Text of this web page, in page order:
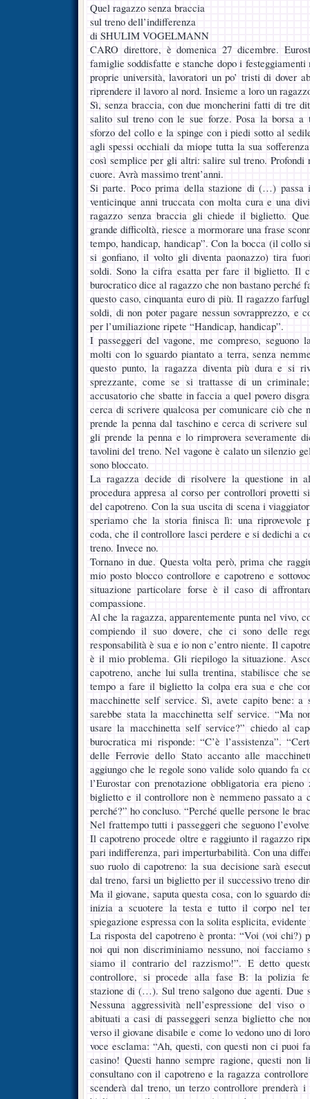
Quel ragazzo senza braccia
sul treno dell’indifferenza
di SHULIM VOGELMANN
CARO direttore, è domenica 27 dicembre.
famiglie soddisfatte e stanche dopo i
proprie università, lavoratori un po’ tristi di dover
riprendere il lavoro al nord. Insieme a loro un
Sì, senza braccia, con due moncherini fatti di tre
salito sul treno con le sue forze. Posa la borsa a
sforzo del collo e la spinge con i piedi sotto al
agli spessi occhiali da miope tutta la sua
così semplice per gli altri: salire sul treno.
cuore. Avrà massimo trent’anni.
Si parte. Poco prima della stazione di (…) passa
venticinque anni truccata con molta cura e una
ragazzo senza braccia gli chiede il biglietto.
grande difficoltà, riesce a mormorare una frase
tempo, handicap, handicap”. Con la bocca (il collo
si gonfiano, il volto gli diventa paonazzo) tira
soldi. Sono la cifra esatta per fare il biglietto. Il
burocratico dice al ragazzo che non bastano perché
questo caso, cinquanta euro di più. Il ragazzo
soldi, di non poter pagare nessun sovrapprezzo, e
per l’umiliazione ripete “Handicap, handicap”.
I passeggeri del vagone, me compreso, seguono
molti con lo sguardo piantato a terra, senza
questo punto, la ragazza diventa più dura e si
sprezzante, come se si trattasse di un
accusatorio che sbatte in faccia a quel povero
cerca di scrivere qualcosa per comunicare ciò che
prende la penna dal taschino e cerca di scrivere
gli prende la penna e lo rimprovera severamente
tavolini del treno. Nel vagone è calato un silenzio
sono bloccato.
La ragazza decide di risolvere la questione in
procedura appresa al corso per controllori provetti
del capotreno. Con la sua uscita di scena i
speriamo che la storia finisca lì: una riprovevole
coda, che il controllore lasci perdere e si dedichi a
treno. Invece no.
Tornano in due. Questa volta però, prima che
mio posto blocco controllore e capotreno e
situazione particolare forse è il caso di
compassione.
Al che la ragazza, apparentemente punta nel vivo,
compiendo il suo dovere, che ci sono delle
responsabilità è sua e io non c’entro niente. Il
è il mio problema. Gli riepilogo la situazione.
capotreno, anche lui sulla trentina, stabilisce che
tempo a fare il biglietto la colpa era sua e che
macchinette self service. Sì, avete capito bene: a
sarebbe stata la macchinetta self service. “Ma
usare la macchinetta self service?” chiedo al
burocratica mi risponde: “C’è l’assistenza”.
delle Ferrovie dello Stato accanto alle
aggiungo che le regole sono valide solo quando fa
l’Eurostar con prenotazione obbligatoria era
biglietto e il controllore non è nemmeno passato
perché?” ho concluso. “Perché quelle persone le
Nel frattempo tutti i passeggeri che seguono
Il capotreno procede oltre e raggiunto il ragazzo
pari indifferenza, pari imperturbabilità. Con una
suo ruolo di capotreno: la sua decisione sarà
dal treno, farsi un biglietto per il successivo treno
Ma il giovane, saputa questa cosa, con lo sguardo
inizia a scuotere la testa e tutto il corpo nel
spiegazione espressa con la solita esplicita,
La risposta del capotreno è pronta: “Voi (voi chi?)
noi qui non discriminiamo nessuno, noi facciamo
siamo il contrario del razzismo!”. E detto
controllore, si procede alla fase B: la polizia
stazione di (…). Sul treno salgono due agenti. Due
Nessuna aggressività nell’espressione del viso o
abituati a casi di passeggeri senza biglietto che
verso il giovane disabile e come lo vedono uno di
voce esclama: “Ah, questi, con questi non ci puoi
casino! Questi hanno sempre ragione, questi non
consultano con il capotreno e la ragazza
scenderà dal treno, un terzo controllore